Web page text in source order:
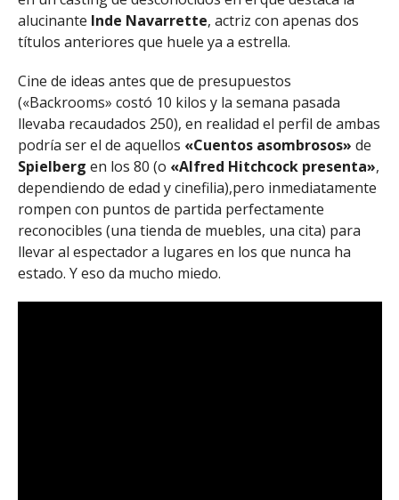
alucinante Inde Navarrette, actriz con apenas dos
títulos anteriores que huele ya a estrella.
Cine de ideas antes que de presupuestos
(«Backrooms» costó 10 kilos y la semana pasada
llevaba recaudados 250), en realidad el perfil de ambas
podría ser el de aquellos «Cuentos asombrosos» de
Spielberg en los 80 (o «Alfred Hitchcock presenta»,
dependiendo de edad y cinefilia),pero inmediatamente
rompen con puntos de partida perfectamente
reconocibles (una tienda de muebles, una cita) para
llevar al espectador a lugares en los que nunca ha
estado. Y eso da mucho miedo.